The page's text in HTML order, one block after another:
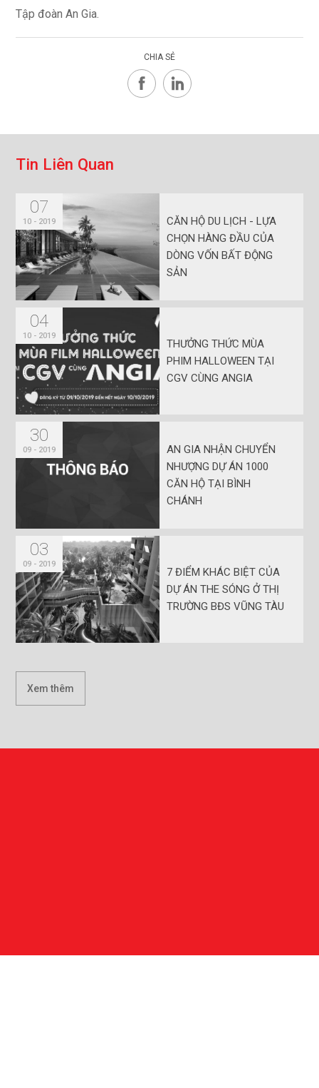
Tập đoàn An Gia.
CHIA SẺ
Tin Liên Quan
07
10 - 2019
CĂN HỘ DU LỊCH - LỰA
CHỌN HÀNG ĐẦU CỦA
DÒNG VỐN BẤT ĐỘNG
SẢN
04
10 - 2019
THƯỞNG THỨC MÙA
PHIM HALLOWEEN TẠI
CGV CÙNG ANGIA
30
09 - 2019
AN GIA NHẬN CHUYỂN
NHƯỢNG DỰ ÁN 1000
CĂN HỘ TẠI BÌNH
CHÁNH
03
09 - 2019
7 ĐIỂM KHÁC BIỆT CỦA
DỰ ÁN THE SÓNG Ở THỊ
TRƯỜNG BĐS VŨNG TÀU
Xem thêm